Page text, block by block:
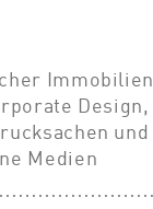
Immobilien
Design,
und
Medien